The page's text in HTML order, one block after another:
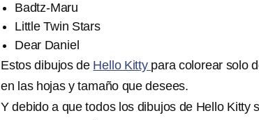
Badtz-Maru
Little Twin Stars
Dear Daniel
Estos dibujos de Hello Kitty para colorear solo
en las hojas y tamaño que desees.
Y debido a que todos los dibujos de Hello Kitty